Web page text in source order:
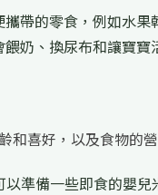
帶的零食，例如水
奶、換尿布和讓寶寶
和喜好，以及食物的
準備一些即食的嬰